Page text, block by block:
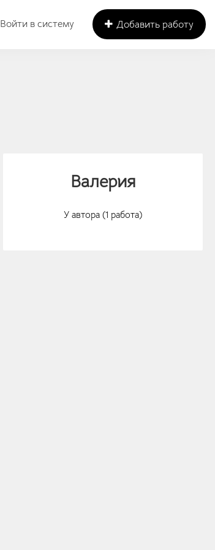
Добавить работу
Войти в систему
Валерия
У автора (1 работа)